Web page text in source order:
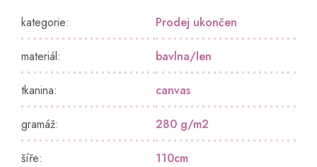
kategorie: Prodej ukončen
materiál: bavlna/len
tkanina: canvas
gramáž: 280 g/m2
šíře: 110cm